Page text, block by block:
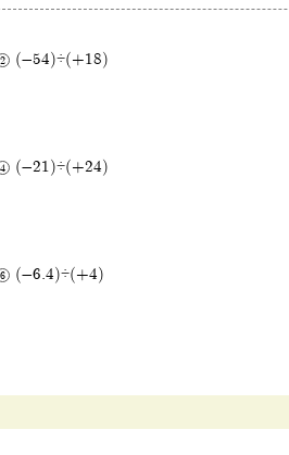
(-54)÷(+18)
(-21)÷(+24)
(-6.4)÷(+4)